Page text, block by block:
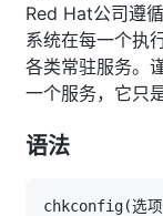
Red Hat公司遵
系统在每一个执
各类常驻服务。
一个服务，它只
语法
chkconfig(选项